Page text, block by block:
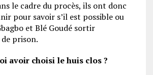
le cadre du procès, ils ont donc
pour savoir s’il est possible ou
et Blé Goudé sortir
prison.
avoir choisi le huis clos ?